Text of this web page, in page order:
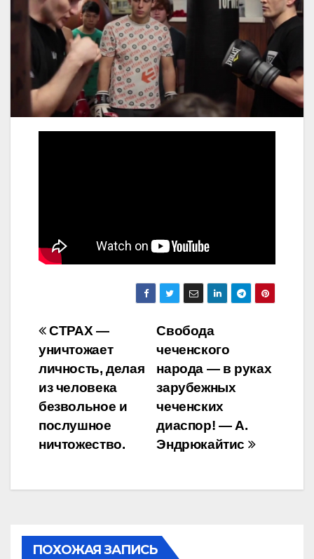
Навигация
по
записям
Свобода
чеченского
народа — в руках
зарубежных
чеченских
диаспор! — А.
Эндрюкайтис
СТРАХ —
уничтожает
личность, делая
из человека
безвольное и
послушное
ничтожество.
ПОХОЖАЯ ЗАПИСЬ